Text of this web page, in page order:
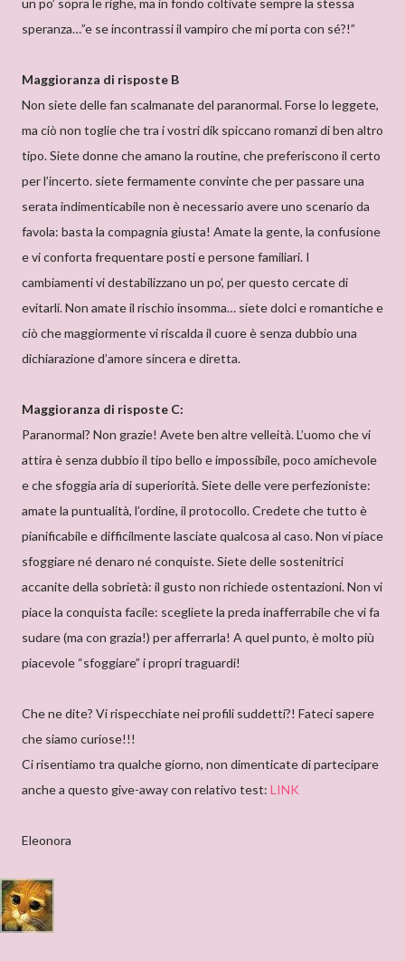
un po’ sopra le righe, ma in fondo coltivate sempre la stessa
speranza…”e se incontrassi il vampiro che mi porta con sé?!”
Maggioranza di risposte B
Non siete delle fan scalmanate del paranormal. Forse lo leggete,
ma ciò non toglie che tra i vostri dik spiccano romanzi di ben altro
tipo. Siete donne che amano la routine, che preferiscono il certo
per l’incerto. siete fermamente convinte che per passare una
serata indimenticabile non è necessario avere uno scenario da
favola: basta la compagnia giusta! Amate la gente, la confusione
e vi conforta frequentare posti e persone familiari. I
cambiamenti vi destabilizzano un po’, per questo cercate di
evitarli. Non amate il rischio insomma… siete dolci e romantiche e
ciò che maggiormente vi riscalda il cuore è senza dubbio una
dichiarazione d’amore sincera e diretta.
Maggioranza di risposte C:
Paranormal? Non grazie! Avete ben altre velleità. L’uomo che vi
attira è senza dubbio il tipo bello e impossibile, poco amichevole
e che sfoggia aria di superiorità. Siete delle vere perfezioniste:
amate la puntualità, l’ordine, il protocollo. Credete che tutto è
pianificabile e difficilmente lasciate qualcosa al caso. Non vi piace
sfoggiare né denaro né conquiste. Siete delle sostenitrici
accanite della sobrietà: il gusto non richiede ostentazioni. Non vi
piace la conquista facile: scegliete la preda inafferrabile che vi fa
sudare (ma con grazia!) per afferrarla! A quel punto, è molto più
piacevole “sfoggiare” i propri traguardi!
Che ne dite? Vi rispecchiate nei profili suddetti?! Fateci sapere
che siamo curiose!!!
Ci risentiamo tra qualche giorno, non dimenticate di partecipare
anche a questo give-away con relativo test: LINK
Eleonora